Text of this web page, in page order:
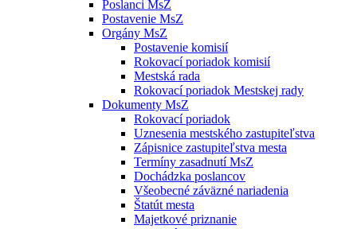
Poslanci MsZ
Postavenie MsZ
Orgány MsZ
Postavenie komisií
Rokovací poriadok komisií
Mestská rada
Rokovací poriadok Mestskej rady
Dokumenty MsZ
Rokovací poriadok
Uznesenia mestského zastupiteľstva
Zápisnice zastupiteľstva mesta
Termíny zasadnutí MsZ
Dochádzka poslancov
Všeobecné záväzné nariadenia
Štatút mesta
Majetkové priznanie